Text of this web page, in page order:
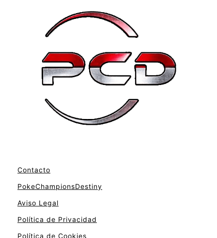
Contacto
PokeChampionsDestiny
Aviso Legal
Política de Privacidad
Política de Cookies